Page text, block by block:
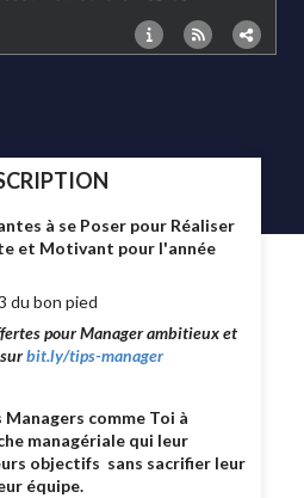
à se Poser pour Réaliser
et Motivant pour l'année
du bon pied
pour Manager ambitieux et
bit.ly/tips-manager
comme Toi à
managériale qui leur
objectifs sans sacrifier leur
équipe.